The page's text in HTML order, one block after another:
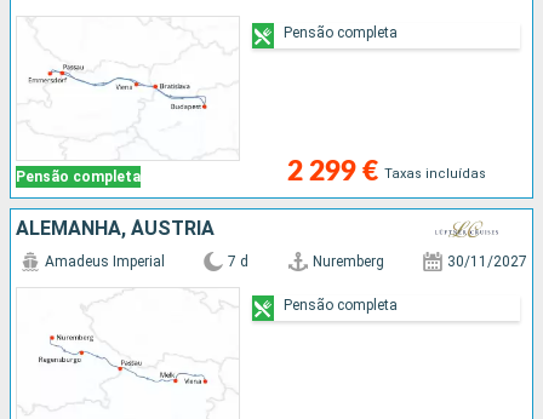
Pensão completa 2 299 € Taxas incluídas
Pensão completa
ALEMANHA, ÁUSTRIA
Amadeus Imperial 7 d Nuremberg 30/11/2027
Pensão completa